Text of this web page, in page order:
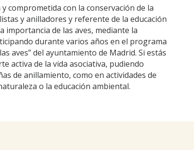
comprometida con la conservación de la
y anilladores y referente de la educación
importancia de las aves, mediante la
durante varios años en el programa
aves” del ayuntamiento de Madrid. Si estás
activa de la vida asociativa, pudiendo
de anillamiento, como en actividades de
o la educación ambiental.